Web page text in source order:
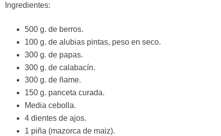
Ingredientes:
500 g. de berros.
100 g. de alubias pintas, peso en seco.
300 g. de papas.
300 g. de calabacín.
300 g. de ñame.
150 g. panceta curada.
Media cebolla.
4 dientes de ajos.
1 piña (mazorca de maiz).